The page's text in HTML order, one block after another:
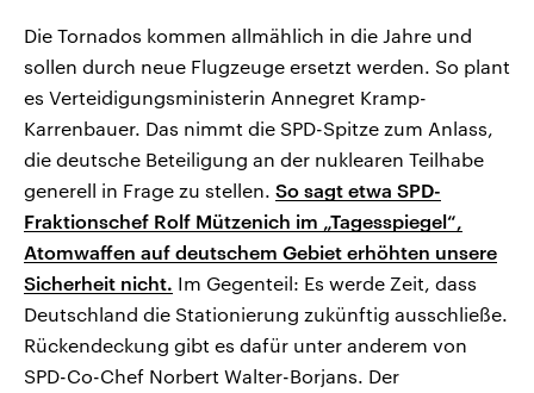
Die Tornados kommen allmählich in die Jahre und
sollen durch neue Flugzeuge ersetzt werden. So plant
es Verteidigungsministerin Annegret Kramp-
Karrenbauer. Das nimmt die SPD-Spitze zum Anlass,
die deutsche Beteiligung an der nuklearen Teilhabe
generell in Frage zu stellen. So sagt etwa SPD-
Fraktionschef Rolf Mützenich im „Tagesspiegel“,
Atomwaffen auf deutschem Gebiet erhöhten unsere
Sicherheit nicht. Im Gegenteil: Es werde Zeit, dass
Deutschland die Stationierung zukünftig ausschließe.
Rückendeckung gibt es dafür unter anderem von
SPD-Co-Chef Norbert Walter-Borjans. Der